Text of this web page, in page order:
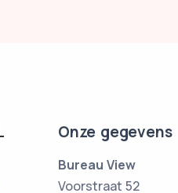
Onze gegevens
Bureau View
Voorstraat 52